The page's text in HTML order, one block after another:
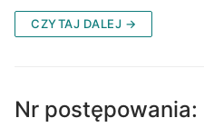
CZYTAJ DALEJ →
Nr postępowania: